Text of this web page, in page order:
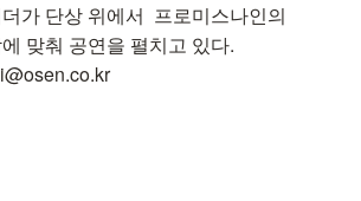
가 단상 위에서 프로미스나인의
맞춰 공연을 펼치고 있다.